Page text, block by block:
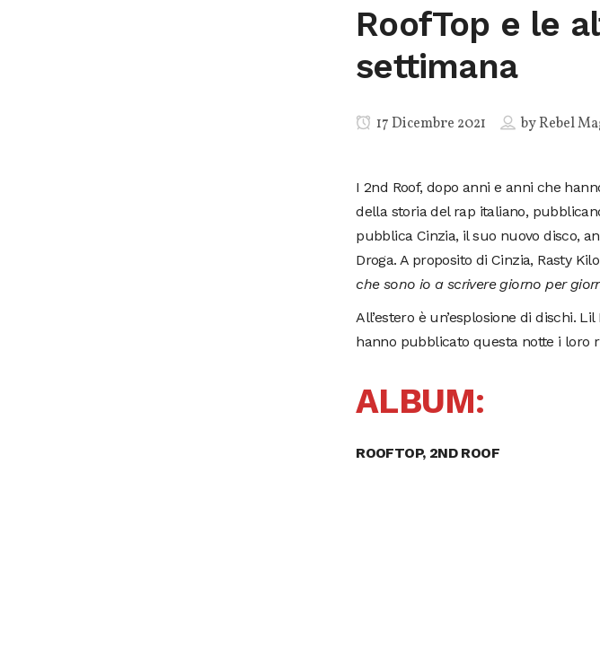
RoofTop e le
settimana
17 Dicembre 2021 byRebel
I 2nd Roof, dopo anni e anni che
della storia del rap italiano,
pubblica Cinzia, il suo nuovo disco,
Droga. A proposito di Cinzia, Rasty
che sono io a scrivere giorno per
All’estero è un’esplosione di dischi.
hanno pubblicato questa notte i loro
ALBUM:
ROOFTOP, 2ND ROOF